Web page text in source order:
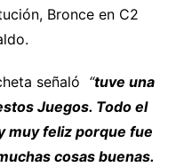
Bronce en C2
señaló “tuve una
Juegos. Todo el
muy feliz porque fue
cosas buenas.